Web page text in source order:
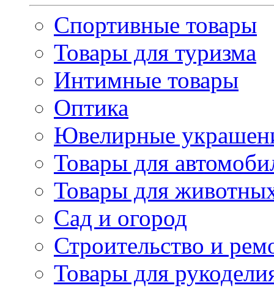
Спортивные товары
Товары для туризма
Интимные товары
Оптика
Ювелирные
Товары для
Товары для
Сад и огород
Строительство и
Товары для